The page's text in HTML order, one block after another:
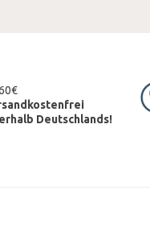
Deutschlands!